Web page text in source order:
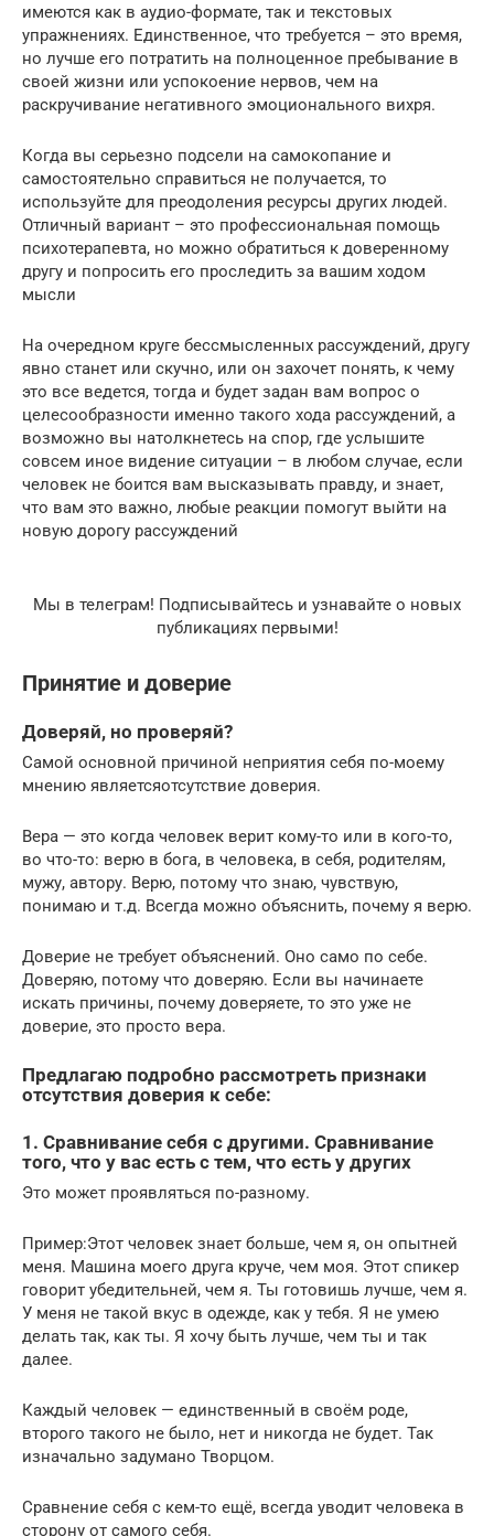
имеются как в аудио-формате, так и текстовых
упражнениях. Единственное, что требуется – это время,
но лучше его потратить на полноценное пребывание в
своей жизни или успокоение нервов, чем на
раскручивание негативного эмоционального вихря.
Когда вы серьезно подсели на самокопание и
самостоятельно справиться не получается, то
используйте для преодоления ресурсы других людей.
Отличный вариант – это профессиональная помощь
психотерапевта, но можно обратиться к доверенному
другу и попросить его проследить за вашим ходом
мысли
На очередном круге бессмысленных рассуждений, другу
явно станет или скучно, или он захочет понять, к чему
это все ведется, тогда и будет задан вам вопрос о
целесообразности именно такого хода рассуждений, а
возможно вы натолкнетесь на спор, где услышите
совсем иное видение ситуации – в любом случае, если
человек не боится вам высказывать правду, и знает,
что вам это важно, любые реакции помогут выйти на
новую дорогу рассуждений
Мы в телеграм! Подписывайтесь и узнавайте о новых
публикациях первыми!
Принятие и доверие
Доверяй, но проверяй?
Самой основной причиной неприятия себя по-моему
мнению являетсяотсутствие доверия.
Вера — это когда человек верит кому-то или в кого-то,
во что-то: верю в бога, в человека, в себя, родителям,
мужу, автору. Верю, потому что знаю, чувствую,
понимаю и т.д. Всегда можно объяснить, почему я верю.
Доверие не требует объяснений. Оно само по себе.
Доверяю, потому что доверяю. Если вы начинаете
искать причины, почему доверяете, то это уже не
доверие, это просто вера.
Предлагаю подробно рассмотреть признаки
отсутствия доверия к себе:
1. Сравнивание себя с другими. Сравнивание
того, что у вас есть с тем, что есть у других
Это может проявляться по-разному.
Пример:Этот человек знает больше, чем я, он опытней
меня. Машина моего друга круче, чем моя. Этот спикер
говорит убедительней, чем я. Ты готовишь лучше, чем я.
У меня не такой вкус в одежде, как у тебя. Я не умею
делать так, как ты. Я хочу быть лучше, чем ты и так
далее.
Каждый человек — единственный в своём роде,
второго такого не было, нет и никогда не будет. Так
изначально задумано Творцом.
Сравнение себя с кем-то ещё, всегда уводит человека в
сторону от самого себя.